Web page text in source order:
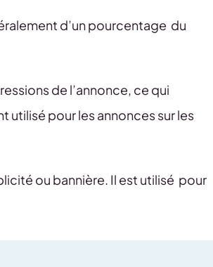
d’un pourcentage du
de l’annonce, ce qui
utilisé pour les annonces sur les
ou bannière. Il est utilisé pour